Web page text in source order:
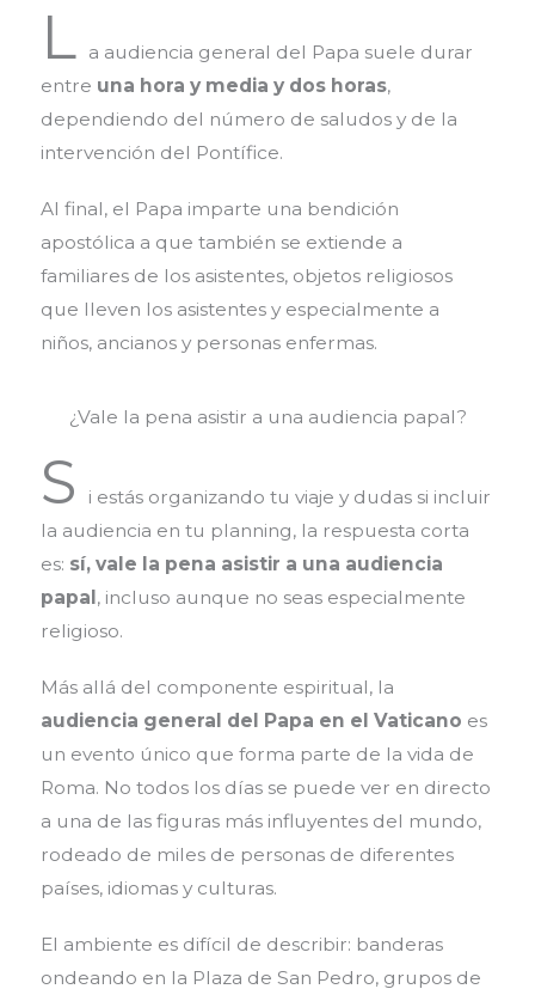
L a audiencia general del Papa suele durar
entre una hora y media y dos horas,
dependiendo del número de saludos y de la
intervención del Pontífice.
Al final, el Papa imparte una bendición
apostólica a que también se extiende a
familiares de los asistentes, objetos religiosos
que lleven los asistentes y especialmente a
niños, ancianos y personas enfermas.
¿Vale la pena asistir a una audiencia papal?
S
i estás organizando tu viaje y dudas si incluir
la audiencia en tu planning, la respuesta corta
es: sí, vale la pena asistir a una audiencia
papal , incluso aunque no seas especialmente
religioso.
Más allá del componente espiritual, la
audiencia general del Papa en el Vaticano es
un evento único que forma parte de la vida de
Roma. No todos los días se puede ver en directo
a una de las figuras más influyentes del mundo,
rodeado de miles de personas de diferentes
países, idiomas y culturas.
El ambiente es difícil de describir: banderas
ondeando en la Plaza de San Pedro, grupos de